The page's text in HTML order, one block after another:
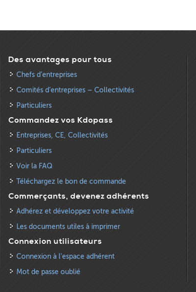
Des avantages pour tous
Chefs d’entreprises
Comités d’entreprises – Collectivités
Particuliers
Commandez vos Kdopass
Entreprises, CE, Collectivités
Particuliers
Voir la FAQ
Téléchargez le bon de commande
Commerçants, devenez adhérents
Adhérez et développez votre activité
Les documents utiles à imprimer
Connexion utilisateurs
Connexion à l'espace adhérent
Mot de passe oublié